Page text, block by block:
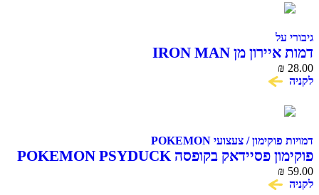
גיבורי על
דמות איירון מן IRON MAN
₪ 28.00
לקניה
דמויות פוקימון / צעצועי POKEMON
פוקימון פסיידאק בקופסה POKEMON PSYDUCK
₪ 59.00
לקניה